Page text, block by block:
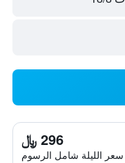
296 ﷼
سعر الليلة شامل الرسوم